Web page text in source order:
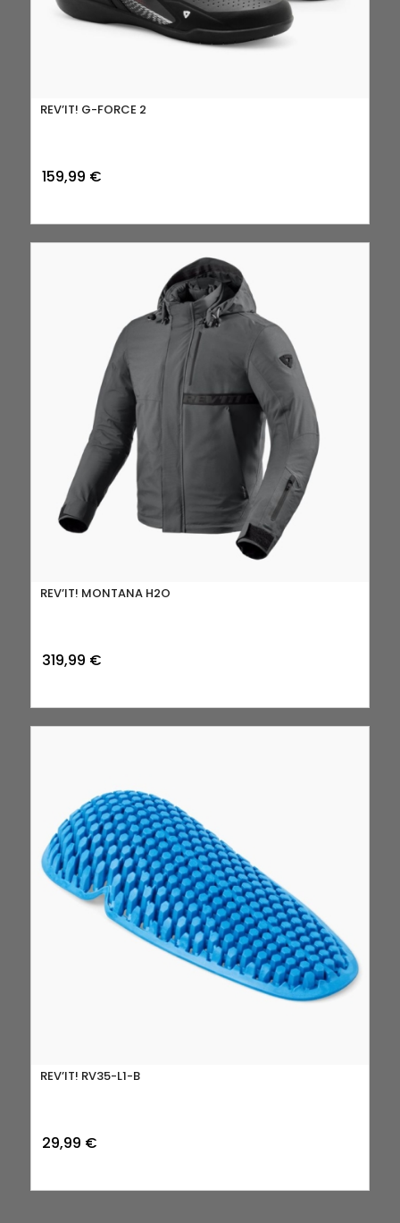
REV’IT! G-FORCE 2
159,99 €
REV’IT! MONTANA H2O
319,99 €
REV’IT! RV35-L1-B
29,99 €